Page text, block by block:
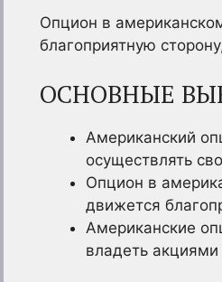
Опцион в
благоприятную
ОСНОВНЫЕ
Американский
осуществлять
Опцион в
движется
Американские
владеть